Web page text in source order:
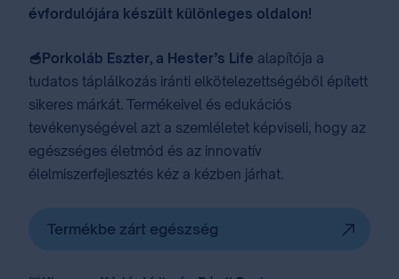
évfordulójára készült különleges oldalon!
🥣Porkoláb Eszter, a Hester’s Life alapítója a
tudatos táplálkozás iránti elkötelezettségéből épített
sikeres márkát. Termékeivel és edukációs
tevékenységével azt a szemléletet képviseli, hogy az
egészséges életmód és az innovatív
élelmiszerfejlesztés kéz a kézben járhat.
Termékbe zárt egészség